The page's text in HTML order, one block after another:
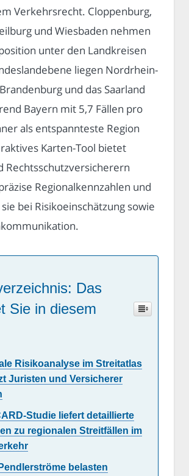
Verkehrsrecht. Cloppenburg,
und Wiesbaden nehmen
unter den Landkreisen
liegen Nordrhein-
und das Saarland
Bayern mit 5,7 Fällen pro
als entspannteste Region
Karten-Tool bietet
Rechtsschutzversicherern
Regionalkennzahlen und
bei Risikoeinschätzung sowie
Das
Sie in diesem
Risikoanalyse im Streitatlas
Juristen und Versicherer
Studie liefert detaillierte
zu regionalen Streitfällen im
belasten